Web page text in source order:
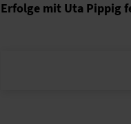
Erfolge mit Uta Pippig